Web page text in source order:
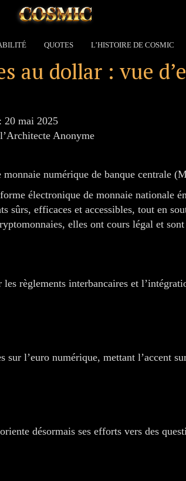
QUOTES L’HISTOIRE DE COSMIC
au dollar : vue
20 mai 2025
Anonyme
monnaie numérique de banque centrale
électronique de monnaie nationale
sûrs, efficaces et accessibles, tout en
elles ont cours légal et
règlements interbancaires et
l’euro numérique, mettant l’accent
désormais ses efforts vers des